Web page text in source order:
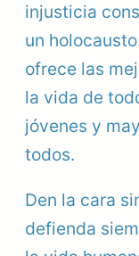
injusticia
un
ofrece las
la vida de
jóvenes y
todos.
Den la cara
defienda